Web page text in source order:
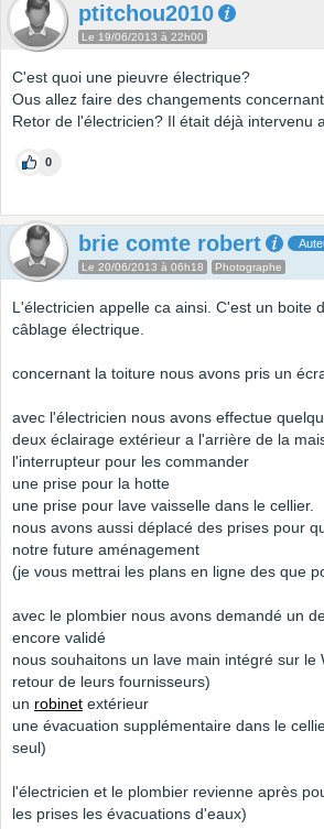
ptitchou2010
Le 19/06/2013 à 22h00
C'est quoi une pieuvre électrique?
Ous allez faire des changements
Retor de l'électricien? Il était déjà intervenu
0
brie comte robert
Le 20/06/2013 à 06h18 Photographe
L'électricien appelle ca ainsi. C'est un boite
câblage électrique.
concernant la toiture nous avons pris un
avec l'électricien nous avons effectue
deux éclairage extérieur a l'arrière de la
l'interrupteur pour les commander
une prise pour la hotte
une prise pour lave vaisselle dans le cellier.
nous avons aussi déplacé des prises pour
notre future aménagement
(je vous mettrai les plans en ligne des que
avec le plombier nous avons demandé un
encore validé
nous souhaitons un lave main intégré sur le
retour de leurs fournisseurs)
un robinet extérieur
une évacuation supplémentaire dans le
seul)
l'électricien et le plombier revienne après
les prises les évacuations d'eaux)